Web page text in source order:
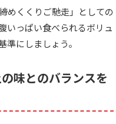
めくくりご馳走」としての
いっぱい食べられるボリュ
準にしましょう。
味とのバランスを